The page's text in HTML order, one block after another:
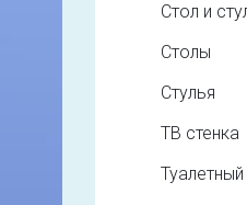
Стол и
Столы
Стулья
ТВ стенка